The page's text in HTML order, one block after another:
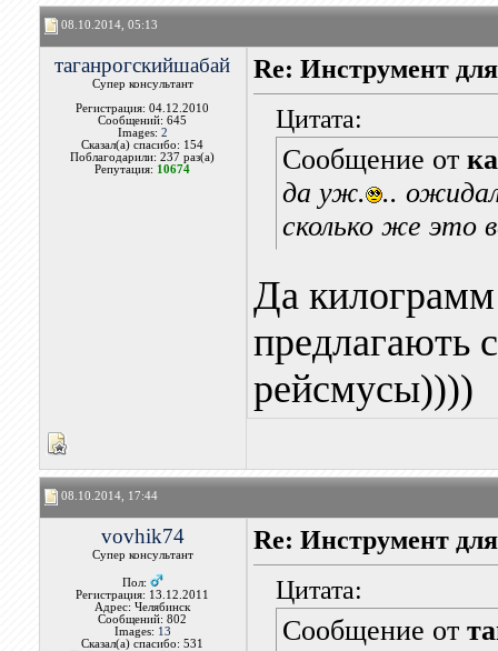
08.10.2014, 05:13
таганрогскийшабай
Супер консультант
Регистрация: 04.12.2010
Сообщений: 645
Images: 2
Сказал(а) спасибо: 154
Поблагодарили: 237 раз(а)
Репутация: 10674
Re: Инструмент
Цитата:
Сообщение от
да уж. ..
сколько же это
Да
предлагають
рейсмусы))))
08.10.2014, 17:44
vovhik74
Супер консультант
Пол:
Регистрация: 13.12.2011
Адрес: Челябинск
Сообщений: 802
Images: 13
Сказал(а) спасибо: 531
Re: Инструмент
Цитата:
Сообщение от